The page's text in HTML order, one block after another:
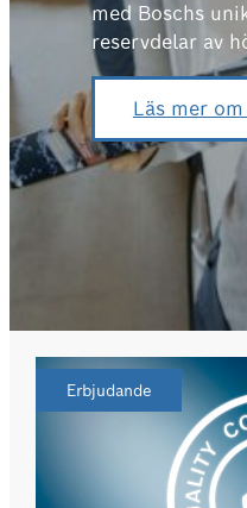
med Boschs
reservdelar av
Läs mer
Erbjudande